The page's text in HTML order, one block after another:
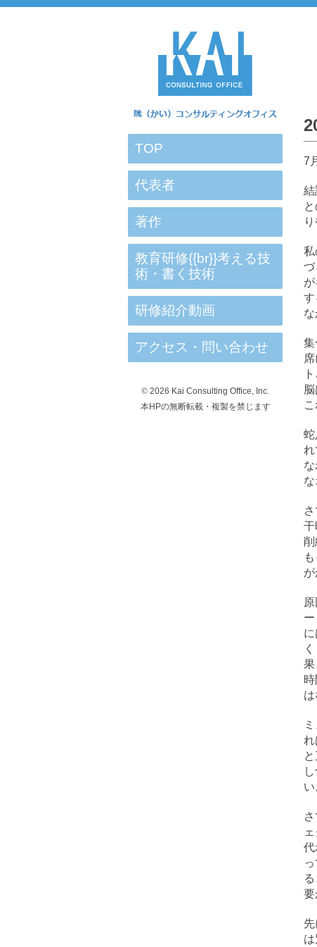
TOP
代表者
著作
教育研修{{br}}考える技
術・書く技術
研修紹介動画
アクセス・問い合わせ
© 2026 Kai Consulting Office, Inc.
本HPの無断転載・複製を禁じます
7
結
づ
す
な
蛇
な
削
が
果
は
代
要